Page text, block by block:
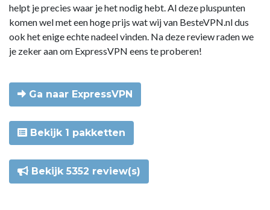
helpt je precies waar je het nodig hebt. Al deze pluspunten
komen wel met een hoge prijs wat wij van BesteVPN.nl dus
ook het enige echte nadeel vinden. Na deze review raden we
je zeker aan om ExpressVPN eens te proberen!
Ga naar ExpressVPN
Bekijk 1 pakketten
Bekijk 5352 review(s)